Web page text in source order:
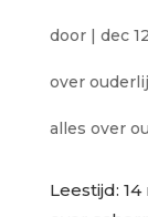
door | dec
over
alles over
Leestijd: